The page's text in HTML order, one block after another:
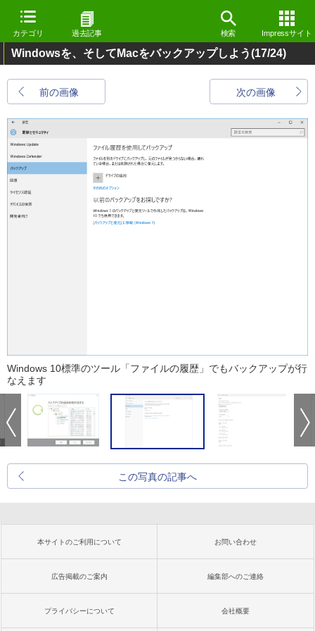
カテゴリ 過去記事 検索 Impressサイト
Windowsを、そしてMacをバックアップしよう(17/24)
前の画像 次の画像
Windows 10標準のツール「ファイルの履歴」でもバックアップが行
なえます
この写真の記事へ
本サイトのご利用について お問い合わせ
広告掲載のご案内 編集部へのご連絡
プライバシーについて 会社概要